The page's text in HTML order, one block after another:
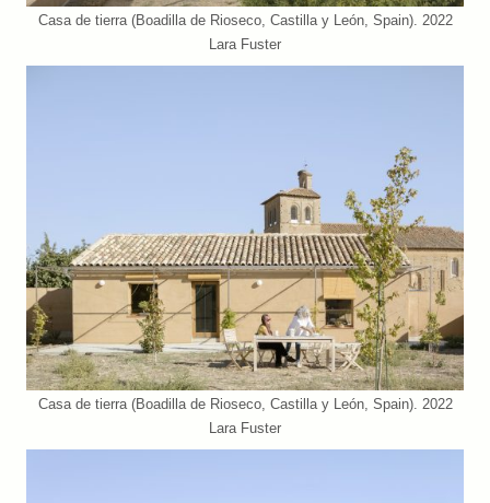
Casa de tierra (Boadilla de Rioseco, Castilla y León, Spain). 2022
Lara Fuster
Casa de tierra (Boadilla de Rioseco, Castilla y León, Spain). 2022
Lara Fuster